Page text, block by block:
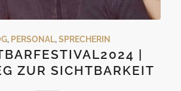
, PERSONAL,SPRECHERIN
|
ZUR SICHTBARKEIT